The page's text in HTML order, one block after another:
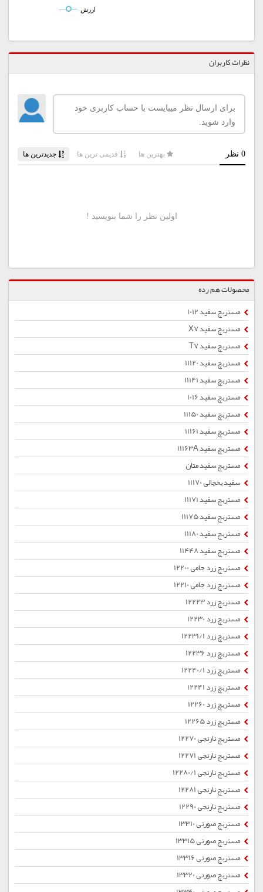
ارزش
نظرات کاربران
محصولات هم رده
مستربچ سفید 1012
مستربچ سفید X7
مستربچ سفید T7
مستربچ سفید 11120
مستربچ سفید 11141
مستربچ سفید 1016
مستربچ سفید 11150
مستربچ سفید 11161
مستربچ سفید 11163A
مستربچ سفید متان
سفید یخچالی 11170
مستربچ سفید 11171
مستربچ سفید 11175
مستربچ سفید 11180
مستربچ سفید 11448
مستربچ زرد جامی 12200
مستربچ زرد جامی 12210
مستربچ زرد 12223
مستربچ زرد 12230
مستربچ زرد 12231/1
مستربچ زرد 12236
مستربچ زرد 12240/1
مستربچ زرد 12241
مستربچ زرد 12260
مستربچ زرد 12265
مستربچ نارنجی 12270
مستربچ نارنجی 12271
مستربچ نارنجی 12280/1
مستربچ نارنجی 12281
مستربچ نارنجی 12290
مستربچ صورتی 13310
مستربچ صورتی 13315
مستربچ صورتی 13316
مستربچ صورتی 13320